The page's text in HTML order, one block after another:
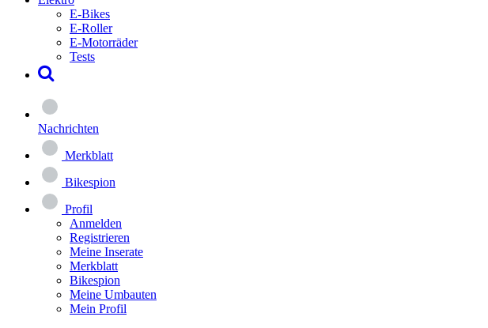
E-Bikes
E-Roller
E-Motorräder
Tests
Nachrichten
Merkblatt
Bikespion
Profil
Anmelden
Registrieren
Meine Inserate
Merkblatt
Bikespion
Meine Umbauten
Mein Profil